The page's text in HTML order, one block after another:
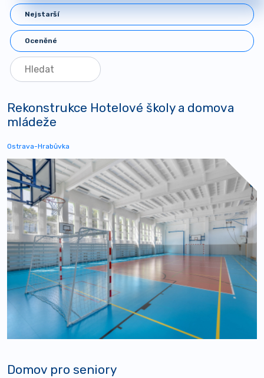
Nejstarší
Oceněné
Rekonstrukce Hotelové školy a domova
mládeže
Ostrava-Hrabůvka
Domov pro seniory